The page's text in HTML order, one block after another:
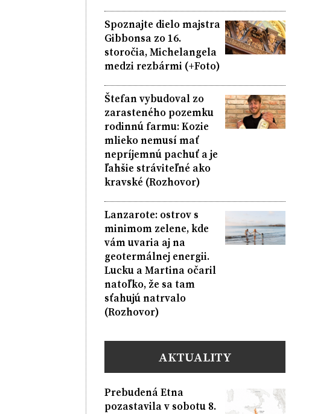
Spoznajte dielo majstra
Gibbonsa zo 16.
storočia, Michelangela
medzi rezbármi (+Foto)
Štefan vybudoval zo
zarasteného pozemku
rodinnú farmu: Kozie
mlieko nemusí mať
nepríjemnú pachuť a je
ľahšie stráviteľné ako
kravské (Rozhovor)
Lanzarote: ostrov s
minimom zelene, kde
vám uvaria aj na
geotermálnej energii.
Lucku a Martina očaril
natoľko, že sa tam
sťahujú natrvalo
(Rozhovor)
AKTUALITY
Prebudená Etna
pozastavila v sobotu 8.